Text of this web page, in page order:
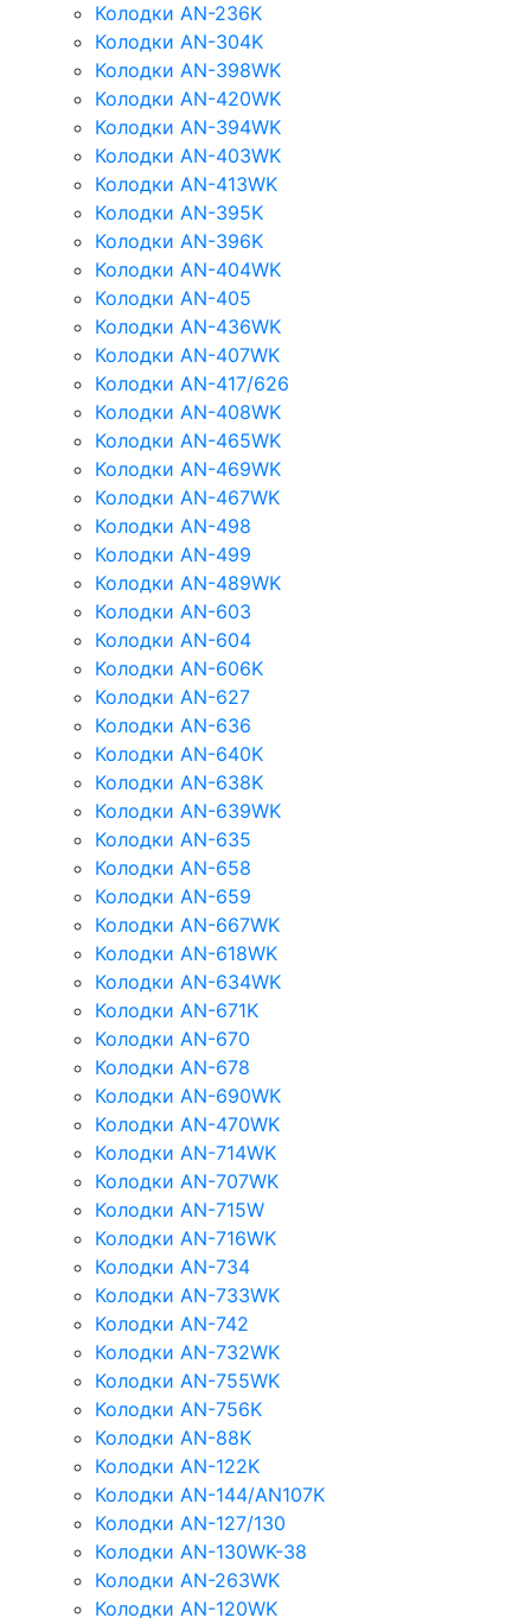
Колодки AN-236K
Колодки AN-304K
Колодки AN-398WK
Колодки AN-420WK
Колодки AN-394WK
Колодки AN-403WK
Колодки AN-413WK
Колодки AN-395K
Колодки AN-396K
Колодки AN-404WK
Колодки AN-405
Колодки AN-436WK
Колодки AN-407WK
Колодки AN-417/626
Колодки AN-408WK
Колодки AN-465WK
Колодки AN-469WK
Колодки AN-467WK
Колодки AN-498
Колодки AN-499
Колодки AN-489WK
Колодки AN-603
Колодки AN-604
Колодки AN-606K
Колодки AN-627
Колодки AN-636
Колодки AN-640K
Колодки AN-638K
Колодки AN-639WK
Колодки AN-635
Колодки AN-658
Колодки AN-659
Колодки AN-667WK
Колодки AN-618WK
Колодки AN-634WK
Колодки AN-671K
Колодки AN-670
Колодки AN-678
Колодки AN-690WK
Колодки AN-470WK
Колодки AN-714WK
Колодки AN-707WK
Колодки AN-715W
Колодки AN-716WK
Колодки AN-734
Колодки AN-733WK
Колодки AN-742
Колодки AN-732WK
Колодки AN-755WK
Колодки AN-756K
Колодки AN-88K
Колодки AN-122K
Колодки AN-144/AN107K
Колодки AN-127/130
Колодки AN-130WK-38
Колодки AN-263WK
Колодки AN-120WK